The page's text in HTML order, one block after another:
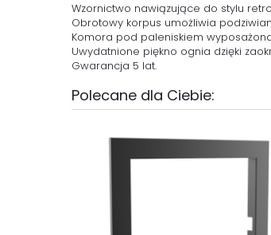
Wzornictwo nawiązujące do stylu
Obrotowy korpus umożliwia
Komora pod paleniskiem
Uwydatnione piękno ognia dzięki
Gwarancja 5 lat.
Polecane dla Ciebie: